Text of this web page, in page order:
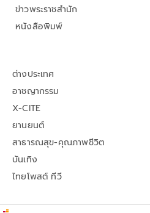
ข่าวพระราชสำนัก
หนังสือพิมพ์
ต่างประเทศ
อาชญากรรม
X-CITE
ยานยนต์
สาธารณสุข-คุณภาพชีวิต
บันเทิง
ไทยโพสต์ ทีวี